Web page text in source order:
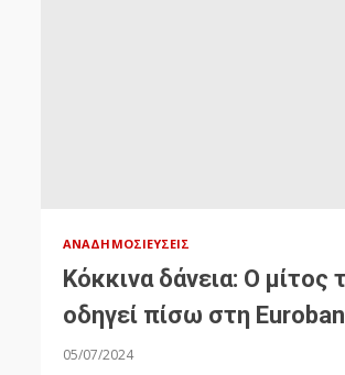
ΑΝΑΔΗΜΟΣΙΕΎΣΕΙΣ
Κόκκινα δάνεια: Ο μίτος
οδηγεί πίσω στη
05/07/2024